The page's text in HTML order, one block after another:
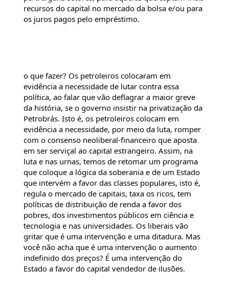
recursos do capital no mercado da bolsa e/ou para
os juros pagos pelo empréstimo.
o que fazer? Os petroleiros colocaram em
evidência a necessidade de lutar contra essa
política, ao falar que vão deflagrar a maior greve
da história, se o governo insistir na privatização da
Petrobrás. Isto é, os petroleiros colocam em
evidência a necessidade, por meio da luta, romper
com o consenso neoliberal-financeiro que aposta
em ser serviçal ao capital estrangeiro. Assim, na
luta e nas urnas, temos de retomar um programa
que coloque a lógica da soberania e de um Estado
que intervém a favor das classes populares, isto é,
regula o mercado de capitais, taxa os ricos, tem
políticas de distribuição de renda a favor dos
pobres, dos investimentos públicos em ciência e
tecnologia e nas universidades. Os liberais vão
gritar que é uma intervenção e uma ditadura. Mas
você não acha que é uma intervenção o aumento
indefinido dos preços? É uma intervenção do
Estado a favor do capital vendedor de ilusões.